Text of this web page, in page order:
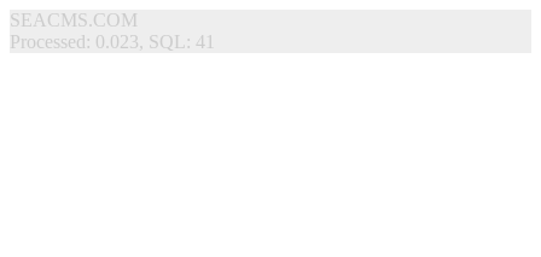
SEACMS.COM
Processed: 0.023, SQL: 41